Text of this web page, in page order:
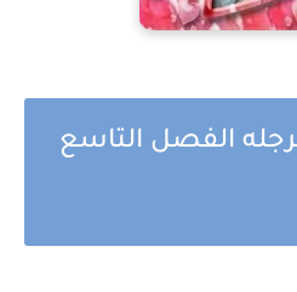
الفصل التاسع